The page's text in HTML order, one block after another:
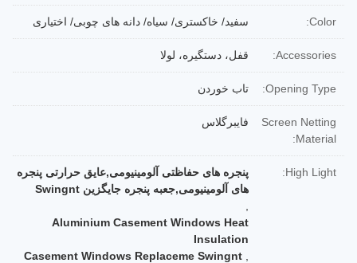
Color: سفید/ خاکستری/ سیاه/ دانه های چوبی/ اختیاری
Accessories: قفل، دستگیره، لولا
Opening Type: تاب خوردن
Screen Netting
Material:
فایبرگلاس
High Light:
پنجره های حفاظتی آلومینیومی,عایق حرارتی پنجره
های آلومینیومی,جعبه پنجره جایگزین Swingnt
Aluminium Casement Windows Heat
Insulation
Casement Windows Replaceme Swingnt